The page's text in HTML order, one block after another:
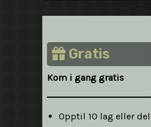
Gratis
Kom i gang gratis
Opptil 10 lag eller